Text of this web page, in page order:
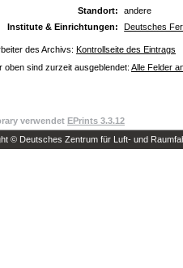
Standort:
andere
Institute & Einrichtungen:
Deutsches
des Archivs: Kontrollseite des Eintrags
oben sind zurzeit ausgeblendet: Alle Felder
verwendet EPrints 3.3.12
© Deutsches Zentrum für Luft- und